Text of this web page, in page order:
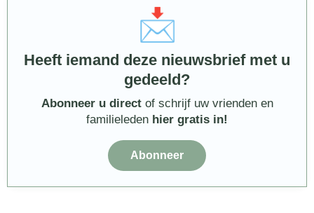
📩
Heeft iemand deze nieuwsbrief met u
gedeeld?
Abonneer u directof schrijf uw vrienden en
familieleden hier gratis in!
Abonneer